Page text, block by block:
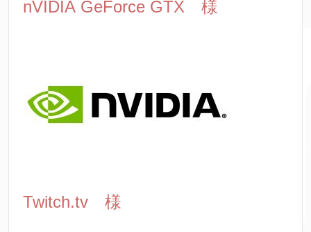
nVIDIA GeForce GTX 様
Twitch.tv 様